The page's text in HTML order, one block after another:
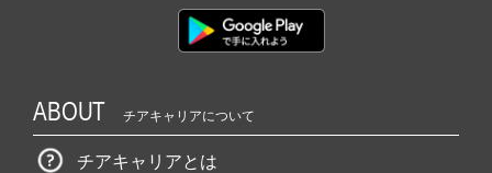
ABOUT チアキャリアについて
チアキャリアとは